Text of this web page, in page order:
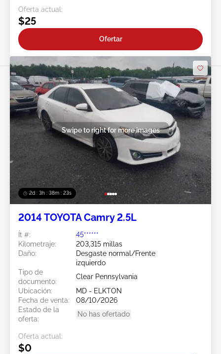
Oferta actual:
$25
Ofertar
2d : 3h : 38m : 20s
Swipe to right for more images
2014 TOYOTA Camry 2.5L
Ít #:
45******
Kilometraje:
203,315 millas
Daño:
Desgaste normal/Frente
izquierdo
Tipo de
documento:
Clear Pennsylvania
Ubicación:
MD - ELKTON
Fecha de venta:
08/10/2026
Estado de la
oferta:
No has ofertado
Oferta actual:
$0